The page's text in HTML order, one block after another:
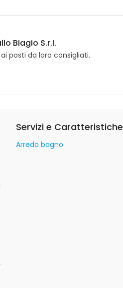
Biagio S.r.l.
posti da loro consigliati.
Servizi e Caratteristiche
Arredo bagno